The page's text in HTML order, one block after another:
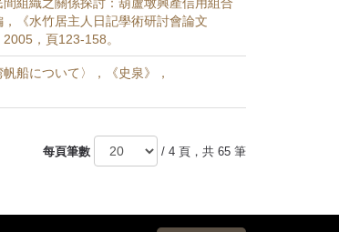
《水竹居主人日記學術研討會論文
，頁123-158。
船について〉，《史泉》，
每頁筆數 / 4 頁，共 65 筆